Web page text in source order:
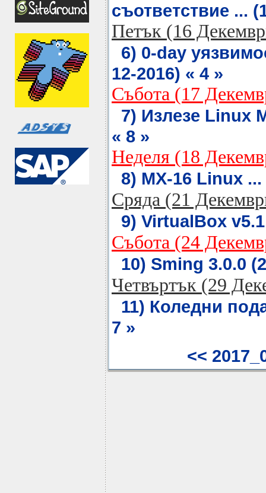
съответствие ...
Петък (16
6) 0-day
12-2016) « 4 »
Събота (17
7) Излезе Linux
« 8 »
Неделя (18
8) MX-16 Linux
Сряда (21
9) VirtualBox
Събота (24
10) Sming 3.0.0
Четвъртък (29
11) Коледни
7 »
<<